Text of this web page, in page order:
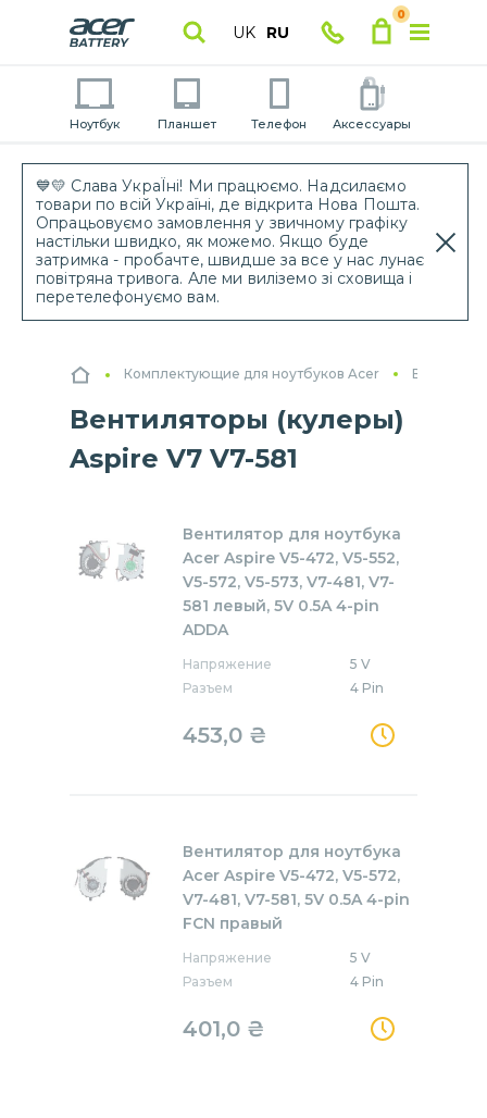
💙💛 Слава УкраЇні! Ми працюємо. Надсилаємо
товари по всій Україні, де відкрита Нова Пошта.
Опрацьовуємо замовлення у звичному графіку
настільки швидко, як можемо. Якщо буде
затримка - пробачте, швидше за все у нас лунає
повітряна тривога. Але ми виліземо зі сховища і
перетелефонуємо вам.
UK RU
0
Ноутбук Планшет Телефон Аксессуары
Комплектующие для ноутбуков Acer
Вентиляторы (кулеры)
Aspire V7 V7-581
Вентилятор для ноутбука
Acer Aspire V5-472, V5-552,
V5-572, V5-573, V7-481, V7-
581 левый, 5V 0.5A 4-pin
ADDA
Напряжение
5 V
Разъем
4 Pin
453,0 ₴
Вентилятор для ноутбука
Acer Aspire V5-472, V5-572,
V7-481, V7-581, 5V 0.5A 4-pin
FCN правый
Напряжение
5 V
Разъем
4 Pin
401,0 ₴